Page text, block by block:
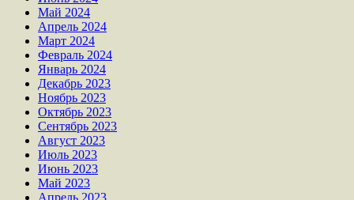
Май 2024
Апрель 2024
Март 2024
Февраль 2024
Январь 2024
Декабрь 2023
Ноябрь 2023
Октябрь 2023
Сентябрь 2023
Август 2023
Июль 2023
Июнь 2023
Май 2023
Апрель 2023